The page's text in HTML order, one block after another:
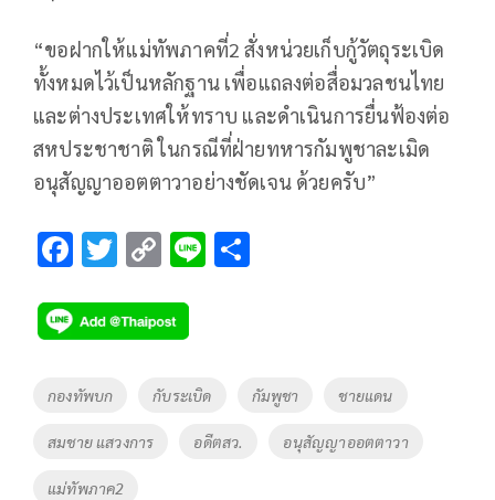
“ขอฝากให้แม่ทัพภาคที่2 สั่งหน่วยเก็บกู้วัตถุระเบิด
ทั้งหมดไว้เป็นหลักฐาน เพื่อแถลงต่อสื่อมวลชนไทย
และต่างประเทศให้ทราบ และดำเนินการยื่นฟ้องต่อ
สหประชาชาติ ในกรณีที่ฝ่ายทหารกัมพูชาละเมิด
อนุสัญญาออตตาวาอย่างชัดเจน ด้วยครับ”
F
e
b
o
k
T
tt
er
C
p
y
Li
Li
Tags
กองทัพบก กับระเบิด กัมพูชา ชายแดน
สมชาย แสวงการ อดีตสว. อนุสัญญาออตตาวา
แม่ทัพภาค2